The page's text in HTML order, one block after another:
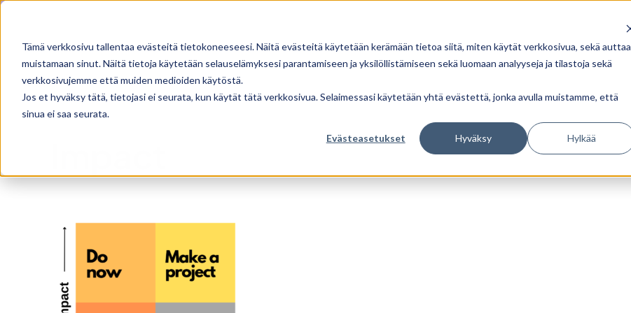
Tämä verkkosivu tallentaa evästeitä tietokoneeseesi. Näitä evästeitä käytetään kerämään tietoa siitä, miten käytät verkkosivua, sekä auttaa
muistamaan sinut. Näitä tietoja käytetään selauselämyksesi parantamiseen ja yksilöllistämiseen sekä luomaan analyyseja ja tilastoja sekä
verkkosivujemme että muiden medioiden käytöstä.
Jos et hyväksy tätä, tietojasi ei seurata, kun käytät tätä verkkosivua. Selaimessasi käytetään yhtä evästettä, jonka avulla muistamme, että
sinua ei saa seurata.
Evästeasetukset Hyväksy Hylkää
Skip
content